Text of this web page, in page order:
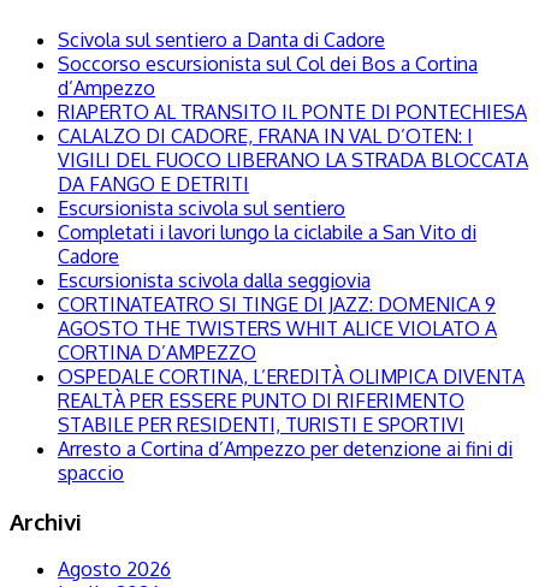
Scivola sul sentiero a Danta di Cadore
Soccorso escursionista sul Col dei Bos a Cortina
d’Ampezzo
RIAPERTO AL TRANSITO IL PONTE DI PONTECHIESA
CALALZO DI CADORE, FRANA IN VAL D’OTEN: I
VIGILI DEL FUOCO LIBERANO LA STRADA BLOCCATA
DA FANGO E DETRITI
Escursionista scivola sul sentiero
Completati i lavori lungo la ciclabile a San Vito di
Cadore
Escursionista scivola dalla seggiovia
CORTINATEATRO SI TINGE DI JAZZ: DOMENICA 9
AGOSTO THE TWISTERS WHIT ALICE VIOLATO A
CORTINA D’AMPEZZO
OSPEDALE CORTINA, L’EREDITÀ OLIMPICA DIVENTA
REALTÀ PER ESSERE PUNTO DI RIFERIMENTO
STABILE PER RESIDENTI, TURISTI E SPORTIVI
Arresto a Cortina d’Ampezzo per detenzione ai fini di
spaccio
Archivi
Agosto 2026